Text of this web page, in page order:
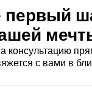
первый
консультацию
с вами в